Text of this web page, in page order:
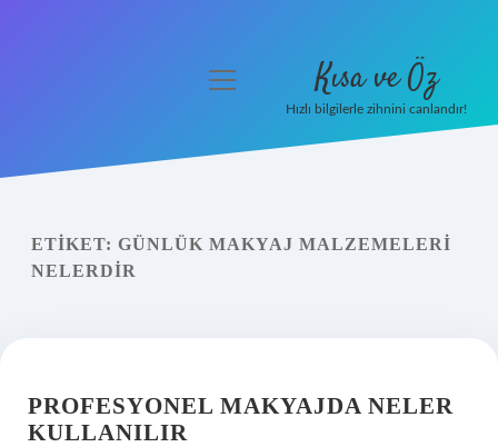
Yasal Uyarı
menüyü
Kısa ve Öz
Hızlı bilgilerle zihnini canlandır!
ETIKET: GÜNLÜK MAKYAJ MALZEMELERI
NELERDIR
PROFESYONEL MAKYAJDA NELER
KULLANILIR